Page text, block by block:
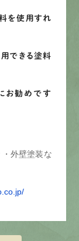
を使用すれ
できる塗料
お勧めです
外壁塗装な